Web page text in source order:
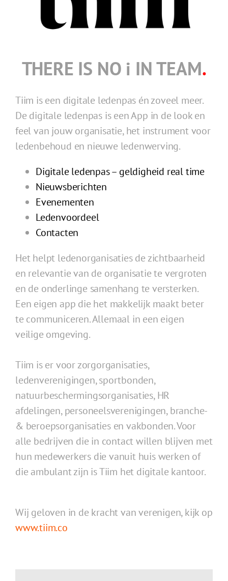
THERE IS NO i IN TEAM.
Tiim is een digitale ledenpas én zoveel meer.
De digitale ledenpas is een App in de look en
feel van jouw organisatie, het instrument voor
ledenbehoud en nieuwe ledenwerving.
Digitale ledenpas – geldigheid real time
Nieuwsberichten
Evenementen
Ledenvoordeel
Contacten
Het helpt ledenorganisaties de zichtbaarheid
en relevantie van de organisatie te vergroten
en de onderlinge samenhang te versterken.
Een eigen app die het makkelijk maakt beter
te communiceren. Allemaal in een eigen
veilige omgeving.
Tiim is er voor zorgorganisaties,
ledenverenigingen, sportbonden,
natuurbeschermingsorganisaties,HR
afdelingen, personeelsverenigingen, branche-
& beroepsorganisaties en vakbonden. Voor
alle bedrijven die in contact willen blijven met
hun medewerkers die vanuit huis werken of
die ambulant zijn is Tiim het digitale kantoor.
Wij geloven in de kracht van verenigen, kijk op
www.tiim.co